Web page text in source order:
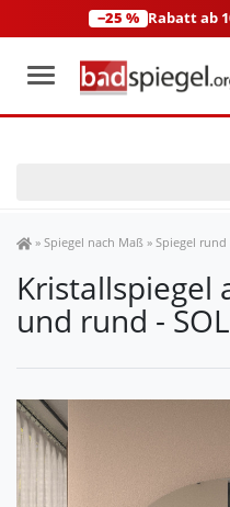
−25 % Rabatt ab
+49 (0)2306 3744580
Spiegel Shop
» Spiegel nach Maß » Spiegel rund
Kristallspiegel
und rund -